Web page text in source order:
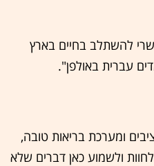
להשתלב בחיים בארץ
עברית באולפן".
ומערכת בריאות טובה,
ולשמוע כאן דברים שלא